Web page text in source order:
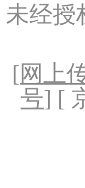
未经授
[网上
号] [